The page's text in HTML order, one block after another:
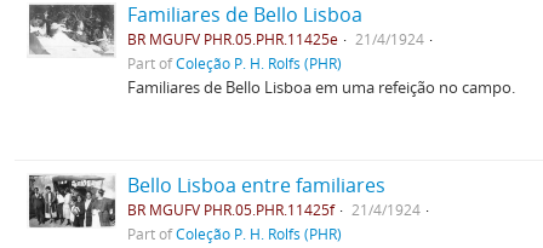
Familiares de Bello Lisboa
BR MGUFV PHR.05.PHR.11425e
21/4/1924
Part ofColeção P. H. Rolfs (PHR)
Familiares de Bello Lisboa em uma refeição no campo.
Bello Lisboa entre familiares
BR MGUFV PHR.05.PHR.11425f
21/4/1924
Part ofColeção P. H. Rolfs (PHR)